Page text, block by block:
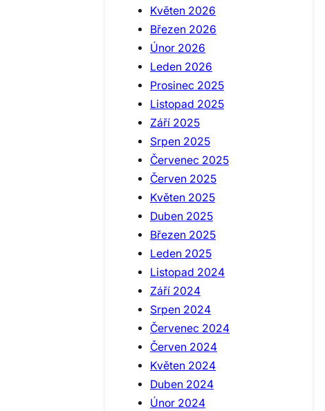
Květen 2026
Březen 2026
Únor 2026
Leden 2026
Prosinec 2025
Listopad 2025
Září 2025
Srpen 2025
Červenec 2025
Červen 2025
Květen 2025
Duben 2025
Březen 2025
Leden 2025
Listopad 2024
Září 2024
Srpen 2024
Červenec 2024
Červen 2024
Květen 2024
Duben 2024
Únor 2024